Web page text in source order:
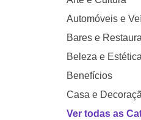
Automóveis e
Bares e
Beleza e Estética
Benefícios
Casa e
Ver todas as